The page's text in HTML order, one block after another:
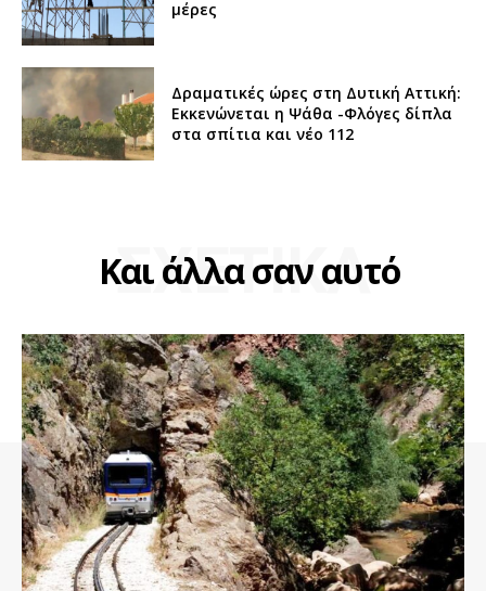
μέρες
Δραματικές ώρες στη Δυτική Αττική:
Εκκενώνεται η Ψάθα -Φλόγες δίπλα
στα σπίτια και νέο 112
Και άλλα σαν αυτό
ΣΧΕΤΙΚΑ